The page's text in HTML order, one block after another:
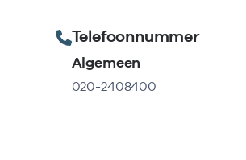
Telefoonnummer
Algemeen
020-2408400